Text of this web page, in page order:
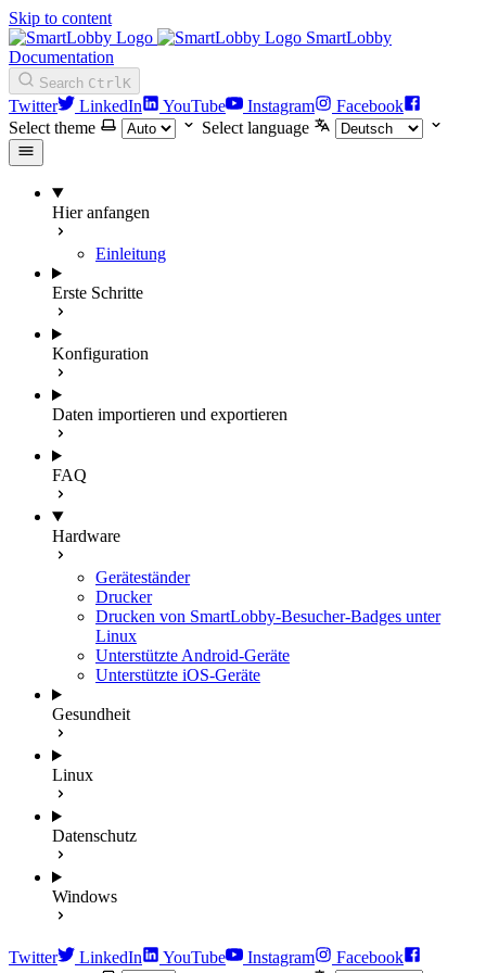
Skip to content
SmartLobby
Documentation
Search CtrlK
Twitter LinkedIn YouTube Instagram
Facebook
Select theme
Select language
Hier anfangen
Einleitung
Erste Schritte
Konfiguration
Daten importieren und exportieren
FAQ
Hardware
Geräteständer
Drucker
Drucken von SmartLobby-Besucher-Badges unter
Linux
Unterstützte Android-Geräte
Unterstützte iOS-Geräte
Gesundheit
Linux
Datenschutz
Windows
Twitter LinkedIn YouTube Instagram
Facebook